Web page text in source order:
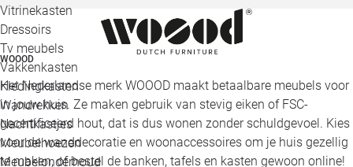
Vitrinekasten
Dressoirs
Tv meubels
Vakkenkasten
Kledingkasten
Wandrekken
Nachtkastjes
Meubelhoezen
Meubelonderhoud
WOOOD
Het Nederlandse merk WOOOD maakt betaalbare meubels voor
in jouw huis. Ze maken gebruik van stevig eiken of FSC-
gecertificeerd hout, dat is dus wonen zonder schuldgevoel. Kies
voor de wanddecoratie en woonaccessoires om je huis gezellig
te maken, of bestel de banken, tafels en kasten gewoon online!